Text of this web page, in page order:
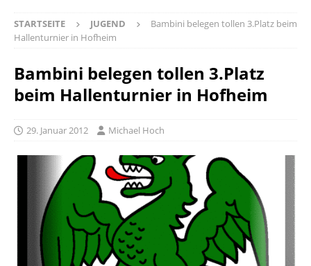
STARTSEITE JUGEND
Bambini belegen tollen 3.Platz beim
Hallenturnier in Hofheim
Bambini belegen tollen 3.Platz
beim Hallenturnier in Hofheim
29. Januar 2012 Michael Hoch